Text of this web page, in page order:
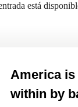
está
America
within by